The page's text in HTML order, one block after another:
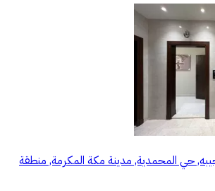
حي المحمدية, مدينة مكة المكرمة, منطقة